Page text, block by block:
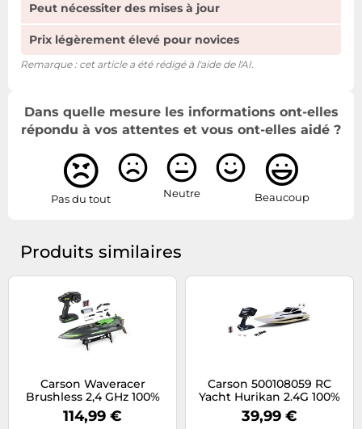
Peut nécessiter des mises à jour
Prix légèrement élevé pour novices
Remarque : cet article a été rédigé à l'aide de l'AI.
Dans quelle mesure les informations ont-elles
répondu à vos attentes et vous ont-elles aidé ?
Pas du tout Neutre Beaucoup
Produits similaires
Carson Waveracer
Brushless 2,4 GHz 100%
RTR - Bateau
télécommandé, Bateau
114,99 €
Carson 500108059 RC
Yacht Hurikan 2.4G 100%
RTR - Bateau
télécommandé, Bateau
39,99 €